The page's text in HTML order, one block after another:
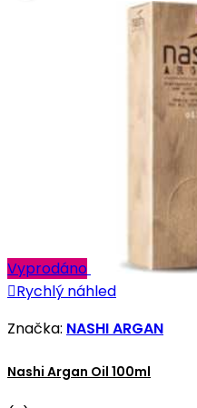
Vyprodáno
Rychlý náhled
Značka: NASHI ARGAN
Nashi Argan Oil 100ml